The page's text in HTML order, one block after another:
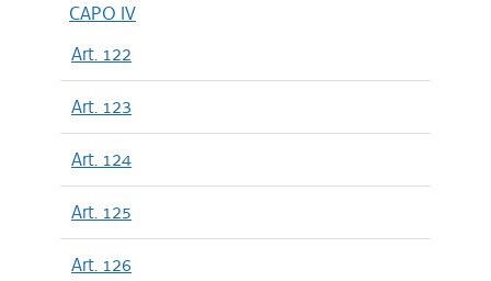
CAPO IV
Art. 122
Art. 123
Art. 124
Art. 125
Art. 126